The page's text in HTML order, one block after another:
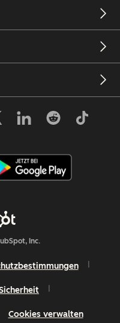
Inc.
Cookies verwalten